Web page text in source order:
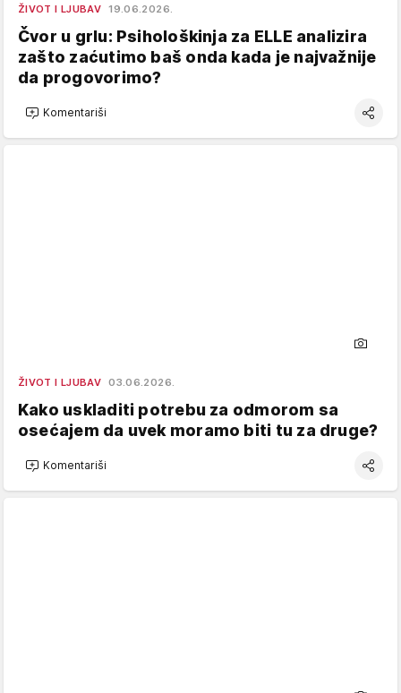
ŽIVOT I LJUBAV 19.06.2026.
Čvor u grlu: Psihološkinja za ELLE analizira
zašto zaćutimo baš onda kada je najvažnije
da progovorimo?
Komentariši
ŽIVOT I LJUBAV 03.06.2026.
Kako uskladiti potrebu za odmorom sa
osećajem da uvek moramo biti tu za druge?
Komentariši